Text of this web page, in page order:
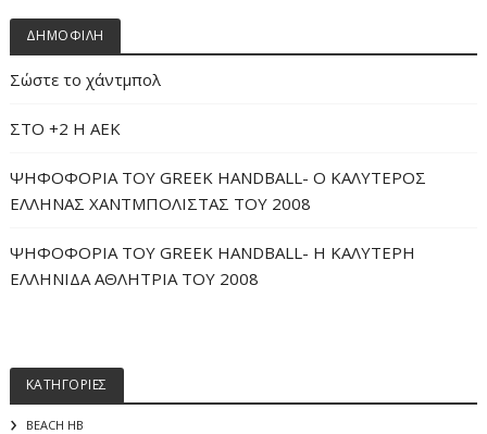
ΔΗΜΟΦΙΛΗ
Σώστε το χάντμπολ
ΣΤΟ +2 Η ΑΕΚ
ΨΗΦΟΦΟΡΙΑ ΤΟΥ GREEK HANDBALL- O ΚΑΛΥΤΕΡΟΣ
ΕΛΛΗΝΑΣ ΧΑΝΤΜΠΟΛΙΣΤΑΣ ΤΟΥ 2008
ΨΗΦΟΦΟΡΙΑ ΤΟΥ GREEK HANDBALL- H ΚΑΛΥΤΕΡΗ
ΕΛΛΗΝΙΔΑ ΑΘΛΗΤΡΙΑ ΤΟΥ 2008
ΚΑΤΗΓΟΡΙΕΣ
BEACH HB